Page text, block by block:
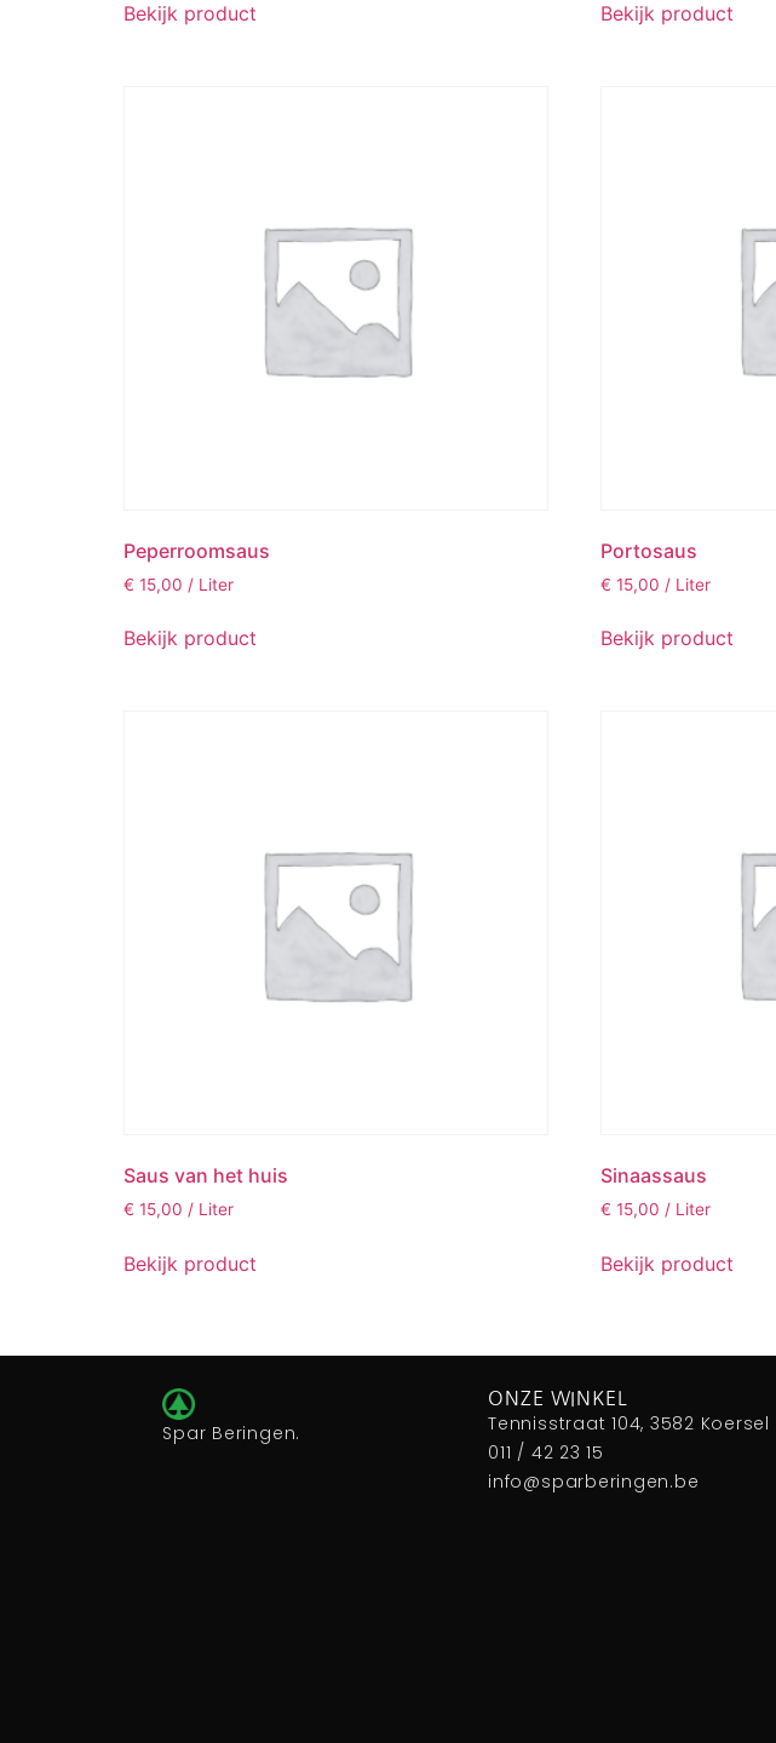
Bekijk product Bekijk product
Peperroomsaus
€ 15,00 / Liter
Bekijk product
Portosaus
€ 15,00 / Liter
Bekijk product
Saus van het huis
€ 15,00 / Liter
Bekijk product
Sinaassaus
€ 15,00 / Liter
Bekijk product
Spar Beringen.
ONZE WINKEL
Tennisstraat 104, 3582 Koersel
011 / 42 23 15
info@sparberingen.be